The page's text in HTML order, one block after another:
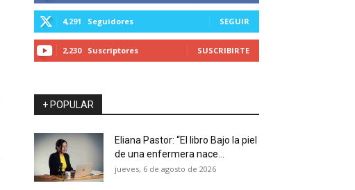
4,291 Seguidores SEGUIR
2,230 Suscriptores SUSCRIBIRTE
+ POPULAR
Eliana Pastor: “El libro Bajo la piel
de una enfermera nace...
jueves, 6 de agosto de 2026